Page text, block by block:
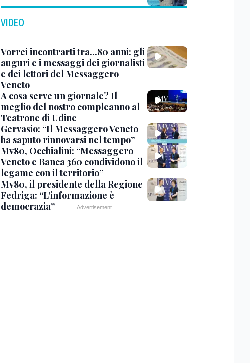
VIDEO
Vorrei incontrarti tra...80 anni: gli
auguri e i messaggi dei giornalisti
e dei lettori del Messaggero
Veneto
A cosa serve un giornale? Il
meglio del nostro compleanno al
Teatrone di Udine
Gervasio: “Il Messaggero Veneto
ha saputo rinnovarsi nel tempo”
Mv80, Occhialini: “Messaggero
Veneto e Banca 360 condividono il
legame con il territorio”
Mv80, il presidente della Regione
Fedriga: “L’informazione è
democrazia”